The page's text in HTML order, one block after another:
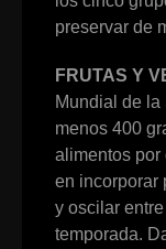
preservar de
FRUTAS Y
Mundial de la
menos 400
alimentos por
en incorporar
y oscilar
temporada.